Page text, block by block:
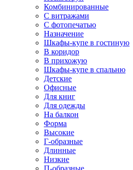
Комбинированные
С витражами
С фотопечатью
Назначение
Шкафы-купе в гостиную
В коридор
В прихожую
Шкафы-купе в спальню
Детские
Офисные
Для книг
Для одежды
На балкон
Форма
Высокие
Г-образные
Длинные
Низкие
П-образные